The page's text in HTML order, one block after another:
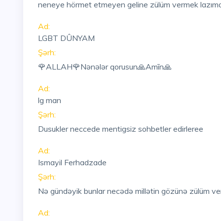
neneye hörmet etmeyen geline zülüm vermek
Ad:
LGBT DÛNYAM
Şərh:
🌹ALLAH🌹Nənələr qorusun🙏Amīn🙏
Ad:
lg man
Şərh:
Dusukler neccede mentigsiz sohbetler edirleree
Ad:
Ismayil Ferhadzade
Şərh:
Nə gündəyik bunlar necədə millətin gözünə zülüm
Ad: